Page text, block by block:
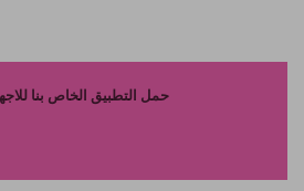
حمل التطبيق الخاص بنا